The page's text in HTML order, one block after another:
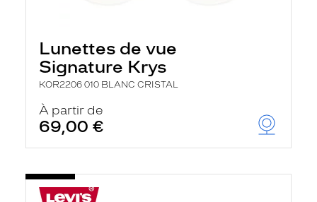
Lunettes de vue
Signature Krys
KOR2206 010 BLANC CRISTAL
À partir de
69,00 €